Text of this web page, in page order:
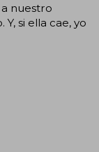
nuestro
si ella cae, yo